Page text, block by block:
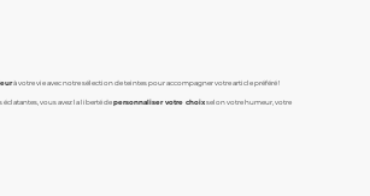
à votre vie avec notre sélection de teintes pour accompagner votre article préféré !
éclatantes, vous avez la liberté depersonnaliser votre choixselon votre humeur, votre